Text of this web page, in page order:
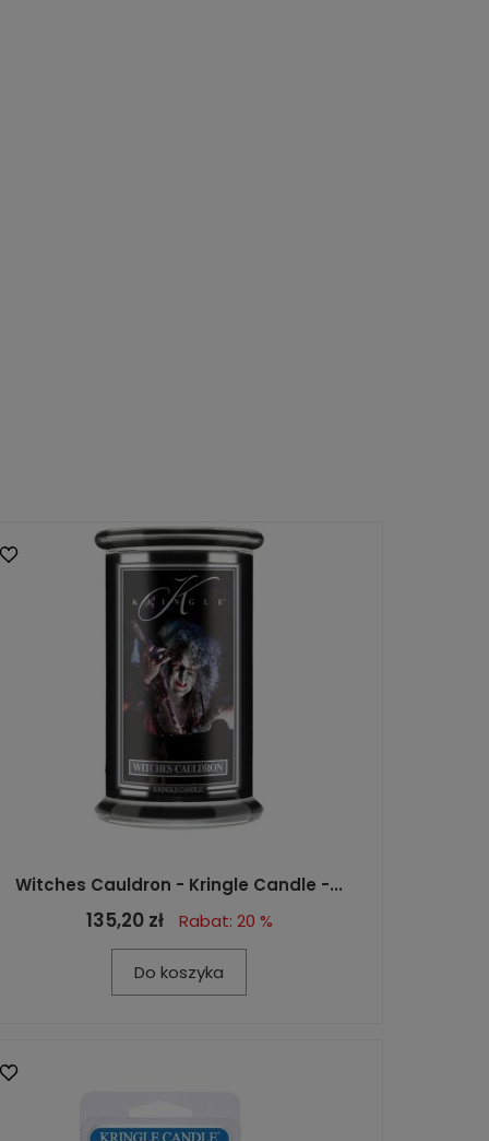
Witches Cauldron - Kringle Candle -...
135,20 zł Rabat: 20 %
Do koszyka